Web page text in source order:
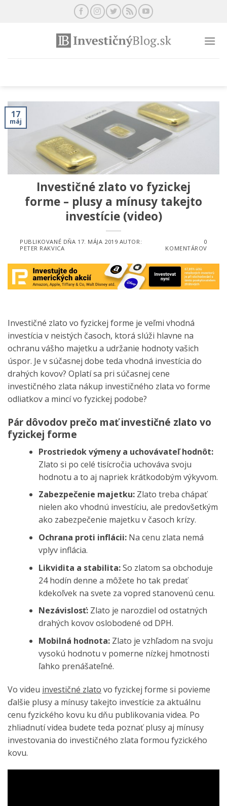
17
máj
Investičné zlato vo fyzickej
forme – plusy a mínusy takejto
investície (video)
PUBLIKOVANÉ DŇA 17. MÁJA 2019 AUTOR:
PETER RAKVICA
0
KOMENTÁROV
Investičné zlato vo fyzickej forme je veľmi vhodná
investícia v neistých časoch, ktorá slúži hlavne na
ochranu vášho majetku a udržanie hodnoty vašich
úspor. Je v súčasnej dobe teda vhodná investícia do
drahých kovov? Oplatí sa pri súčasnej cene
investičného zlata nákup investičného zlata vo forme
odliatkov a mincí vo fyzickej podobe?
Pár dôvodov prečo mať investičné zlato vo
fyzickej forme
Prostriedok výmeny a uchovávateľ hodnôt:
Zlato si po celé tisícročia uchováva svoju
hodnotu a to aj napriek krátkodobým výkyvom.
Zabezpečenie majetku:Zlato treba chápať
nielen ako vhodnú investíciu, ale predovšetkým
ako zabezpečenie majetku v časoch krízy.
Ochrana proti inflácii:Na cenu zlata nemá
vplyv inflácia.
Likvidita a stabilita:So zlatom sa obchoduje
24 hodín denne a môžete ho tak predať
kdekoľvek na svete za vopred stanovenú cenu.
Nezávislosť:Zlato je narozdiel od ostatných
drahých kovov oslobodené od DPH.
Mobilná hodnota:Zlato je vzhľadom na svoju
vysokú hodnotu v pomerne nízkej hmotnosti
ľahko prenášateľné.
Vo videu investičné zlato vo fyzickej forme si povieme
ďalšie plusy a mínusy takejto investície za aktuálnu
cenu fyzického kovu ku dňu publikovania videa. Po
zhliadnutí videa budete teda poznať plusy aj mínusy
investovania do investičného zlata formou fyzického
kovu.